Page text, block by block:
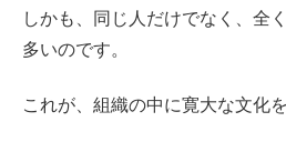
しかも、同じ人だけでなく、全
多いのです。
これが、組織の中に寛大な文化